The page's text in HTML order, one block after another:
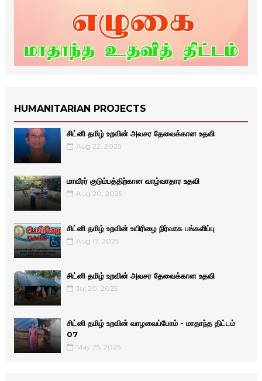
HUMANITARIAN PROJECTS
சிட்னி தமிழ் உறவின் அவசர தேவைக்கான உதவி
Aug 22, 2025
மாவீரர் குடும்பத்திற்கான வாழ்வாதார உதவி
Aug 20, 2025
சிட்னி தமிழ் உறவின் உயிரிழை நிர்வாக பங்களிப்பு
Aug 17, 2025
சிட்னி தமிழ் உறவின் அவசர தேவைக்கான உதவி
Jul 20, 2025
சிட்னி தமிழ் உறவின் வாழவைப்போம் - மாதாந்த திட்டம்
07
May 25, 2025